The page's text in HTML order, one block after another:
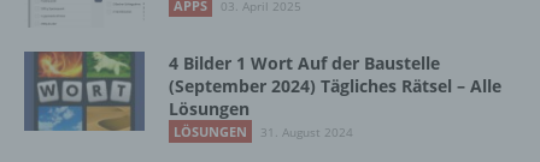
APPS 03. April 2025
4 Bilder 1 Wort Auf der Baustelle
(September 2024) Tägliches Rätsel – Alle
Lösungen
LÖSUNGEN 31. August 2024
Zusammenhang mit personenbezogenen
Organisation, das Ordnen, die Speicherung,
die Anpassung oder Veränderung, das
Auslesen, das Abfragen, die Verwendung,
die Offenlegung durch Übermittlung,
Verbreitung oder eine andere Form der